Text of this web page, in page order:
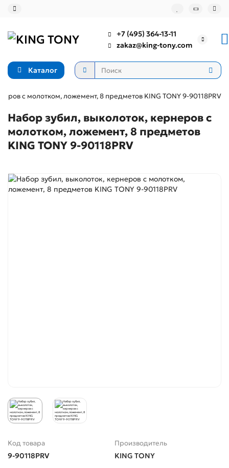
+7 (495) 364-13-11
zakaz@king-tony.com
Каталог
с молотком, ложемент, 8 предметов KING TONY 9-90118PRV
Набор зубил, выколоток, кернеров с
молотком, ложемент, 8 предметов
KING TONY 9-90118PRV
Код товара
9-90118PRV
Производитель
KING TONY